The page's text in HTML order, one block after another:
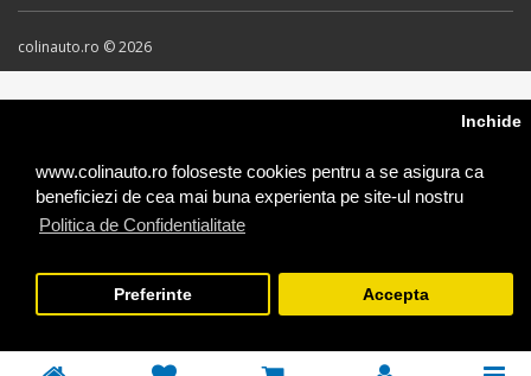
www.colinauto.ro foloseste cookies pentru a se asigura ca
beneficiezi de cea mai buna experienta pe site-ul nostru
Politica de Confidentialitate
Inchide
Preferinte Accepta
colinauto.ro © 2026